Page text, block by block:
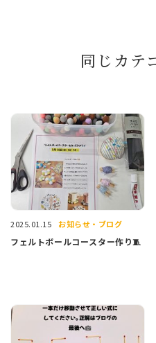
同じカテ
2025.01.15 お知らせ・ブログ
フェルトボールコースター作り🧵